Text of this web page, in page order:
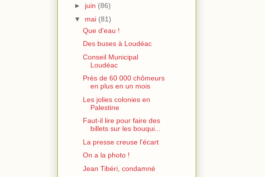
► juin (86)
▼ mai (81)
Que d'eau !
Des buses à Loudéac
Conseil Municipal
Loudéac
Près de 60 000 chômeurs
en plus en un mois
Les jolies colonies en
Palestine
Faut-il lire pour faire des
billets sur les bouqui...
La presse creuse l'écart
On a la photo !
Jean Tibéri, condamné